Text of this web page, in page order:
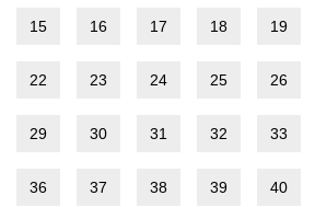
15 16 17 18 19
22 23 24 25 26
29 30 31 32 33
36 37 38 39 40